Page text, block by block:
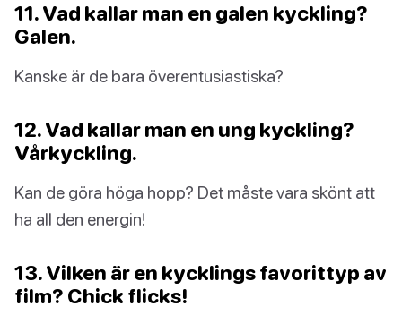
11. Vad kallar man en galen kyckling?
Galen.
Kanske är de bara överentusiastiska?
12. Vad kallar man en ung kyckling?
Vårkyckling.
Kan de göra höga hopp? Det måste vara skönt att
ha all den energin!
13. Vilken är en kycklings favorittyp av
film? Chick flicks!